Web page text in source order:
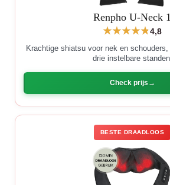
Renpho U-Neck 1
4,8
Krachtige shiatsu voor nek en
drie instelbare
Check prijs
BESTE DRAADLOOS